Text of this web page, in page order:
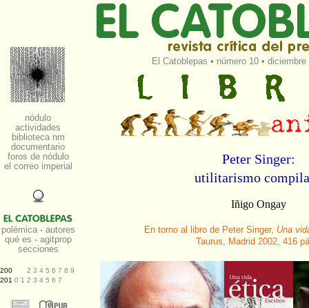
El Catoblepas • número 10 • diciembre
Peter Singer:
utilitarismo
Iñigo Ongay
En torno al libro de Peter Singer, Una
Taurus, Madrid 2002, 416